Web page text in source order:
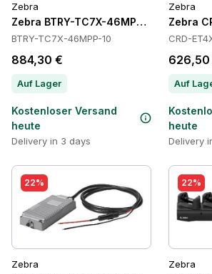
Zebra
Zebra BTRY-TC7X-46MPP-10 Batteries
BTRY-TC7X-46MPP-10
884,30 €
Auf Lager
Kostenloser Versand
heute
Delivery in 3 days
Zebra
Zebra
CRD-
626,50
Auf
heute
Delivery
22%
Zebra
22%
Zebra